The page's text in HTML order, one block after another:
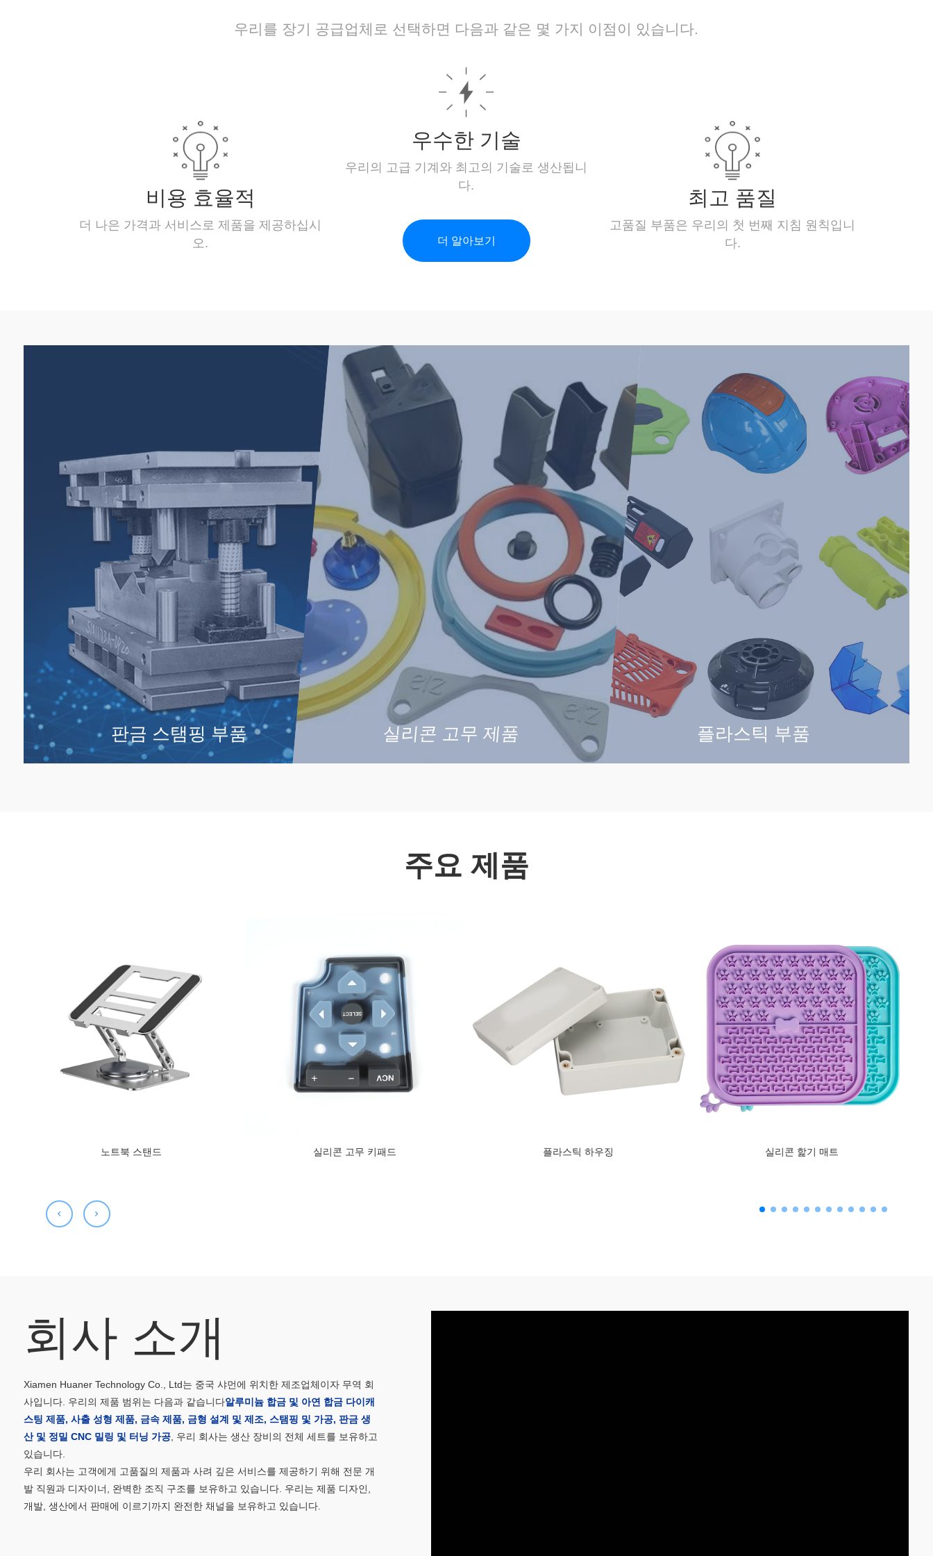
우리를 장기 공급업체로 선택하면 다음과 같은 몇 가지 이점이 있습니다.
비용 효율적
더 나은 가격과 서비스로 제품을 제공하십시
오.
우수한 기술
우리의 고급 기계와 최고의 기술로 생산됩니
다.
더 알아보기
최고 품질
고품질 부품은 우리의 첫 번째 지침 원칙입니
다.
판금 스탬핑 부품 실리콘 고무 제품 플라스틱 부품
주요 제품
노트북 스탠드 실리콘 고무 키패드 플라스틱 하우징 실리콘 핥기 매트
회사 소개
Xiamen Huaner Technology Co., Ltd는 중국 샤먼에 위치한 제조업체이자 무역 회
사입니다. 우리의 제품 범위는 다음과 같습니다알루미늄 합금 및 아연 합금 다이캐
스팅 제품, 사출 성형 제품, 금속 제품, 금형 설계 및 제조, 스탬핑 및 가공, 판금 생
산 및 정밀 CNC 밀링 및 터닝 가공, 우리 회사는 생산 장비의 전체 ​​세트를 보유하고
있습니다.
우리 회사는 고객에게 고품질의 제품과 사려 깊은 서비스를 제공하기 위해 전문 개
발 직원과 디자이너, 완벽한 조직 구조를 보유하고 있습니다. 우리는 제품 디자인,
개발, 생산에서 판매에 이르기까지 완전한 채널을 보유하고 있습니다.